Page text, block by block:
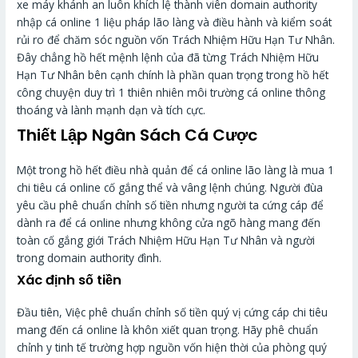
xe máy khánh an luôn khích lệ thành viên domain authority
nhập cá online 1 liệu pháp lão làng và điều hành và kiểm soát
rủi ro để chăm sóc nguồn vốn Trách Nhiệm Hữu Hạn Tư Nhân.
Đây chẳng hồ hết mệnh lệnh của đã từng Trách Nhiệm Hữu
Hạn Tư Nhân bên cạnh chính là phần quan trọng trong hồ hết
công chuyện duy trì 1 thiên nhiên môi trường cá online thông
thoáng và lành mạnh dạn và tích cực.
Thiết Lập Ngân Sách Cá Cược
Một trong hồ hết điều nhà quản để cá online lão làng là mua 1
chi tiêu cá online cố gắng thể và vâng lệnh chúng. Người đùa
yêu cầu phê chuẩn chỉnh số tiền nhưng người ta cứng cáp để
dành ra để cá online nhưng không cửa ngõ hàng mang đến
toàn cố gắng giới Trách Nhiệm Hữu Hạn Tư Nhân và người
trong domain authority đình.
Xác định số tiền
Đầu tiên, Việc phê chuẩn chỉnh số tiền quý vị cứng cáp chi tiêu
mang đến cá online là khôn xiết quan trọng. Hãy phê chuẩn
chỉnh y tinh tế trường hợp nguồn vốn hiện thời của phòng quý